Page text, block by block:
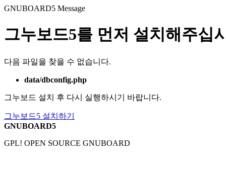
GNUBOARD5 Message
그누보드5를 먼저 설치해주십
다음 파일을 찾을 수 없습니다.
data/dbconfig.php
그누보드 설치 후 다시 실행하시기 바랍니다.
그누보드5 설치하기
GNUBOARD5
GPL! OPEN SOURCE GNUBOARD